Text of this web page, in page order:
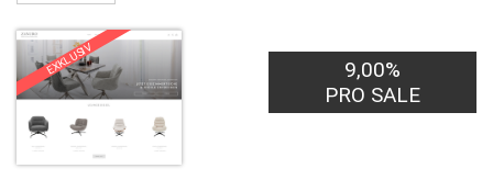
EXKLUSIV
9,00%
PRO SALE